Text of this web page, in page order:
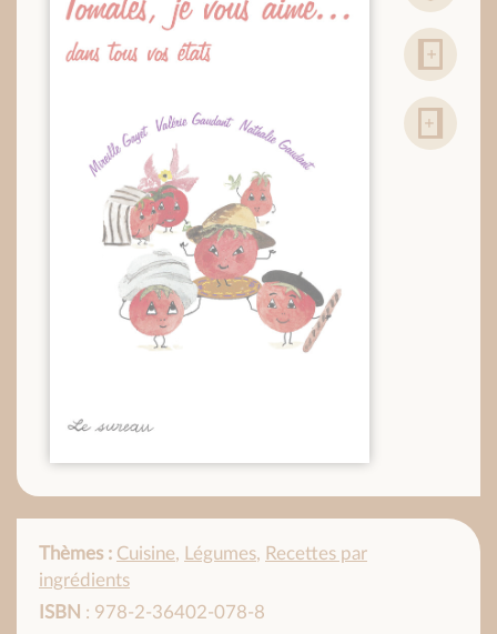
Thèmes : Cuisine, Légumes, Recettes par
ingrédients
ISBN : 978-2-36402-078-8